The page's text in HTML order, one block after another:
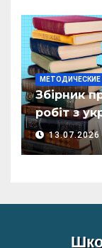
Збірник
робіт з
загальної
13.07.2026